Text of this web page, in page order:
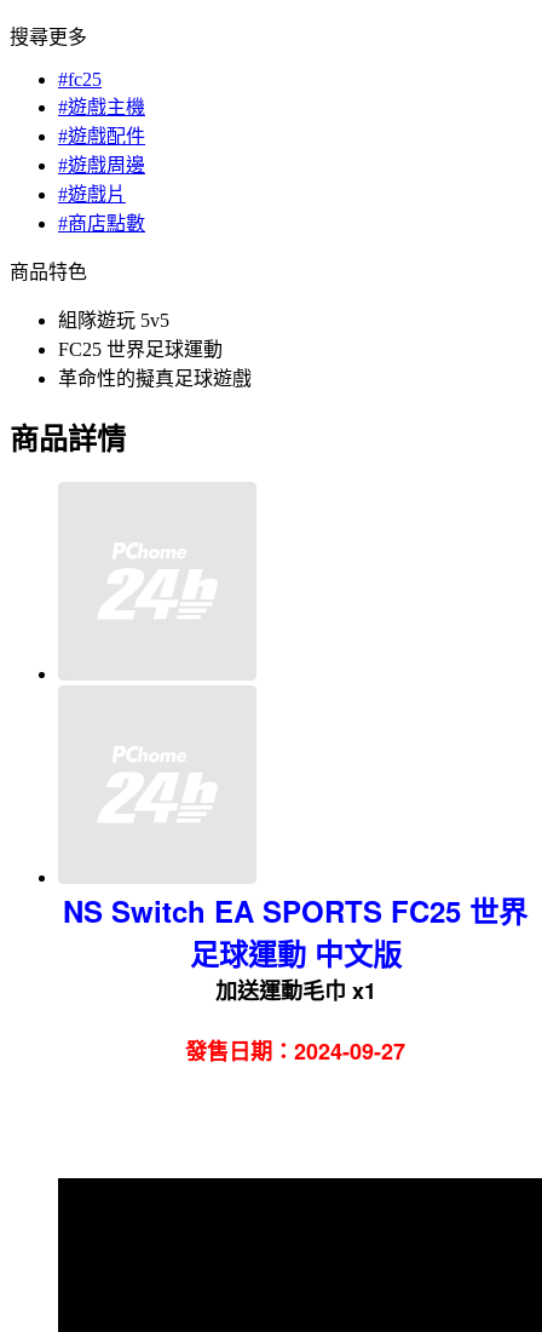
搜尋更多
#fc25
#遊戲主機
#遊戲配件
#遊戲周邊
#遊戲片
#商店點數
商品特色
組隊遊玩 5v5
FC25 世界足球運動
革命性的擬真足球遊戲
商品詳情
NS Switch EA SPORTS FC25 世界
足球運動 中文版
加送運動毛巾 x1
發售日期：2024-09-27